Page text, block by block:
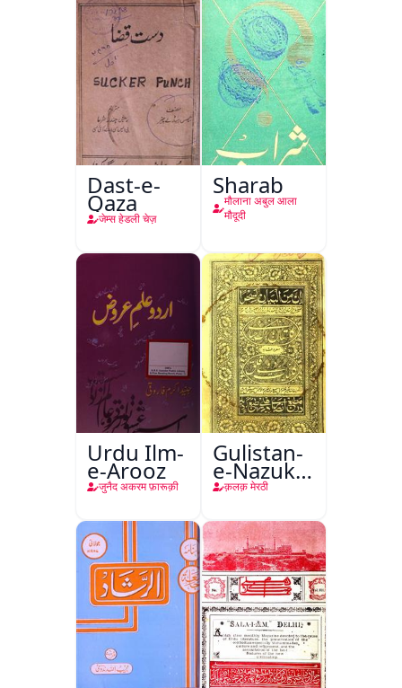
Dast-e-
Qaza
जेम्स हेडली चेज़
Sharab
मौलाना अबुल आला
मौदूदी
Urdu Ilm-
e-Arooz
जुनैद अकरम फ़ारूक़ी
Gulistan-
e-Nazuk
Khayal
क़लक़ मेरठी